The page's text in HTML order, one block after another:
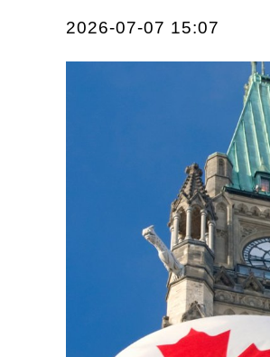
2026-07-07 15:07